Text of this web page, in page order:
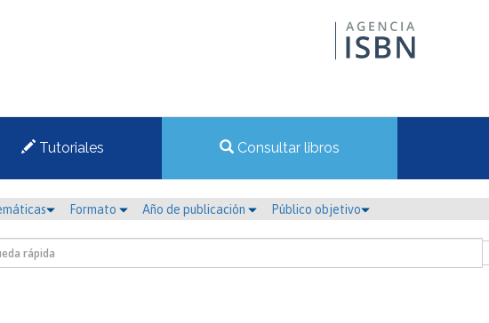
Tutoriales Consultar libros
Formato Año de publicación Público objetivo